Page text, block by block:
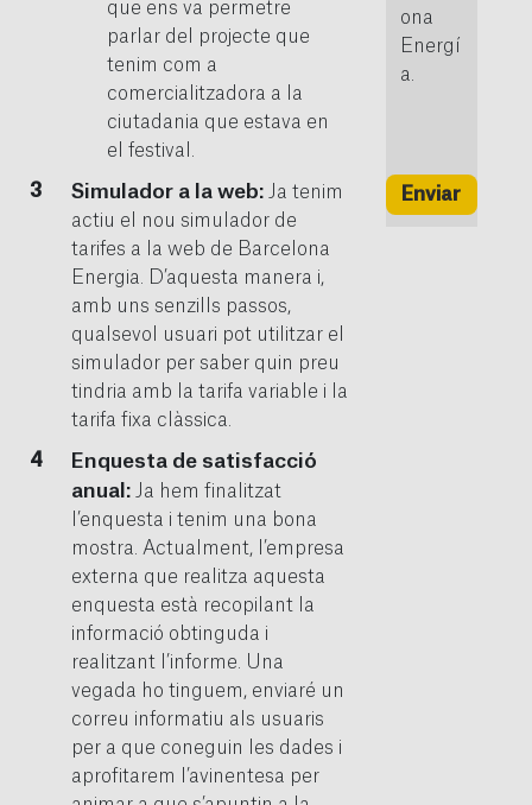
que ens va permetre
parlar del projecte que
tenim com a
comercialitzadora a la
ciutadania que estava en
el festival.
Simulador a la web: Ja tenim
actiu el nou simulador de
tarifes a la web de Barcelona
Energia. D’aquesta manera i,
amb uns senzills passos,
qualsevol usuari pot utilitzar el
simulador per saber quin preu
tindria amb la tarifa variable i la
tarifa fixa clàssica.
Enquesta de satisfacció
anual: Ja hem finalitzat
l’enquesta i tenim una bona
mostra. Actualment, l’empresa
externa que realitza aquesta
enquesta està recopilant la
informació obtinguda i
realitzant l’informe. Una
vegada ho tinguem, enviaré un
correu informatiu als usuaris
per a que coneguin les dades i
aprofitarem l’avinentesa per
ona
Energí
a.
Enviar